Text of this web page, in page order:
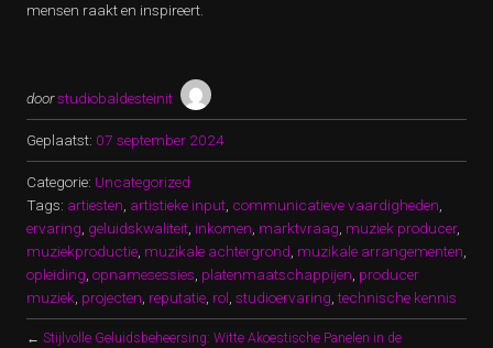
mensen raakt en inspireert.
doorstudiobaldesteinit
Geplaatst: 07 september 2024
Categorie: Uncategorized
Tags: artiesten artistieke input communicatieve vaardigheden
ervaring geluidskwaliteit inkomen marktvraag muziek producer,
muziekproductie muzikale achtergrond muzikale arrangementen
opleiding opnamesessies platenmaatschappijen producer
muziek projecten reputatie rol studioervaring ,technische kennis
← Stijlvolle Geluidsbeheersing: Witte Akoestische Panelen in de